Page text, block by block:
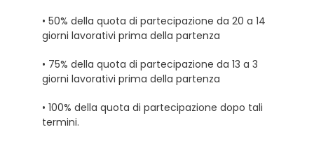
• 50% della quota di partecipazione da 20 a 14
giorni lavorativi prima della partenza
• 75% della quota di partecipazione da 13 a 3
giorni lavorativi prima della partenza
• 100% della quota di partecipazione dopo tali
termini.